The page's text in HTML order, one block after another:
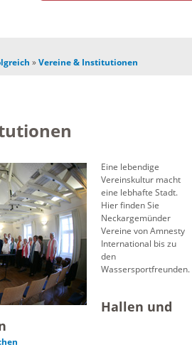
»Vereine & Institutionen
Eine lebendige
Vereinskultur macht
eine lebhafte Stadt.
Hier finden Sie
Neckargemünder
Vereine von Amnesty
International bis zu
den
Wassersportfreunden.
Hallen und